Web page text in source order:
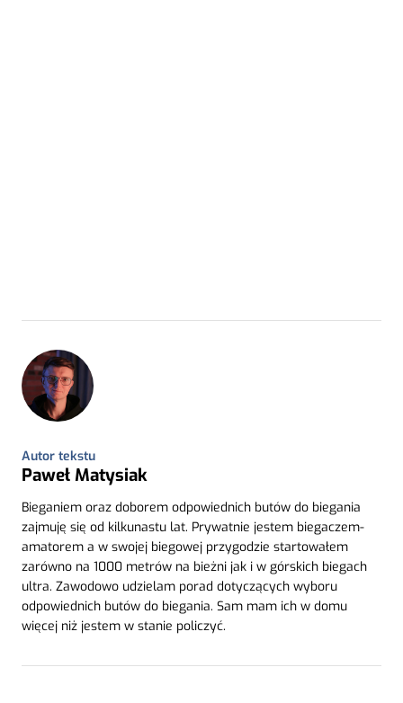
Autor tekstu
Paweł Matysiak
Bieganiem oraz doborem odpowiednich butów do biegania
zajmuję się od kilkunastu lat. Prywatnie jestem biegaczem-
amatorem a w swojej biegowej przygodzie startowałem
zarówno na 1000 metrów na bieżni jak i w górskich biegach
ultra. Zawodowo udzielam porad dotyczących wyboru
odpowiednich butów do biegania. Sam mam ich w domu
więcej niż jestem w stanie policzyć.